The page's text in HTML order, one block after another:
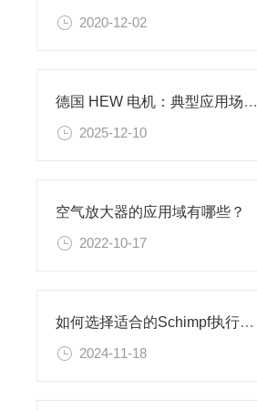
2020-12-02
德国 HEW 电机：典型应用场景与行业适配解析
2025-12-10
空气放大器的应用域有哪些？
2022-10-17
如何选择适合的Schimpf执行器？
2024-11-18